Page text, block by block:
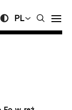
PL